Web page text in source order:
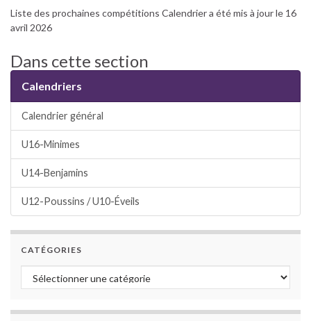
Liste des prochaines compétitions Calendrier a été mis à jour le 16
avril 2026
Dans cette section
Calendriers
Calendrier général
U16-Minimes
U14-Benjamins
U12-Poussins / U10-Éveils
CATÉGORIES
Catégories